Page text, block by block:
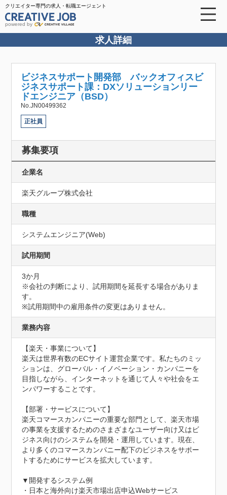
クリエイター専門の求人・転職エージェント
powered by
求人詳細
ビジネスサポート開発部 バックオフィスビ
ジネスサポート課：DXソリューションリー
ドエンジニア（BSD）
No.JN00499362
正社員
募集要項
企業名
楽天グループ株式会社
職種
システムエンジニア(Web)
試用期間
3か月
※会社の判断により、試用期間を延長する場合がありま
す。
※試用期間中の雇用条件の変更はありません。
業務内容
【楽天・事業について】
楽天は世界有数のECサイト運営企業です。私たちのミッ
ションは、グローバル・イノベーション・カンパニーを
目指しながら、インターネットを通じて人々や社会をエ
ンパワーすることです。
【部署・サービスについて】
楽天コマースカンパニーの重要な部門として、楽天市場
の事業を支援するためのさまざまなユーザー向け又はビ
ジネス向けのシステムを開発・運用しています。現在、
より多くのコマースカンパニー配下のビジネスをサポー
トするためにサービスを拡大しています。
▼開発するシステム例
・日本と海外向け楽天市場出店申込Webサービス